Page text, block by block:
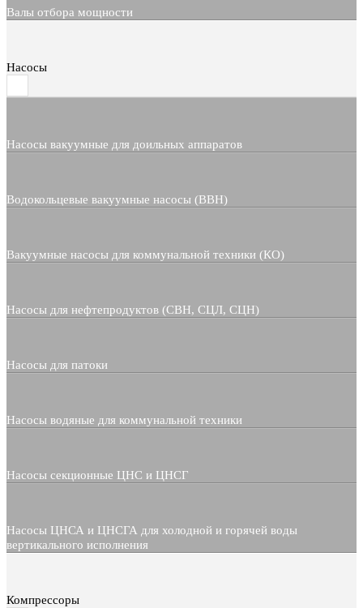
Валы отбора мощности
Насосы
Насосы вакуумные для доильных аппаратов
Водокольцевые вакуумные насосы (ВВН)
Вакуумные насосы для коммунальной техники (КО)
Насосы для нефтепродуктов (СВН, СЦЛ, СЦН)
Насосы для патоки
Насосы водяные для коммунальной техники
Насосы секционные ЦНС и ЦНСГ
Насосы ЦНСА и ЦНСГА для холодной и горячей воды
вертикального исполнения
Компрессоры